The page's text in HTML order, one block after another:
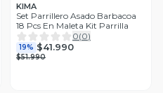
KIMA
Set Parrillero Asado Barbacoa
18 Pcs En Maleta Kit Parrilla
0(0)
19% $41.990
$51.990